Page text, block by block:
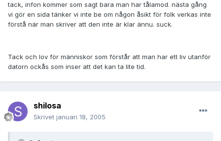
tack, infon kommer som sagt bara man har tålamod. nästa gång
vi gör en sida tänker vi inte be om någon åsikt för folk verkas inte
förstå när man skriver att den inte är klar ännu. suck.
Tack och lov för människor som förstår att man har ett liv utanför
datorn ockås som inser att det kan ta lite tid.
shilosa
Skrivet januari 18, 2005